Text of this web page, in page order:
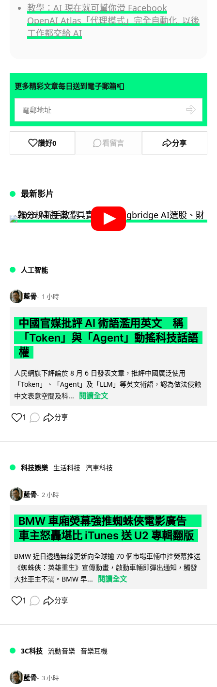
教學：AI 現在就可幫你滑 Facebook
OpenAI Atlas「代理模式」完全自動化, 以後
工作都交給 AI
更多精彩文章每日送到電子郵箱📮
讚好0 看留言 分享
最新影片
人工智能
藍骨 1 小時
中國官媒批評 AI 術語濫用英文 稱
「Token」與「Agent」動搖科技話語
權
人民網旗下評論於 8 月 6 日發表文章，批評中國廣泛使用
「Token」、「Agent」及「LLM」等英文術語，認為做法侵蝕
中文表意空間及科...
閱讀全文
1 分享
科技娛樂 生活科技 汽車科技
藍骨 2 小時
BMW 車廂熒幕強推蜘蛛俠電影廣告
車主怒轟堪比 iTunes 送 U2 專輯翻版
BMW 近日透過無線更新向全球逾 70 個市場車輛中控熒幕推送
《蜘蛛俠：英雄重生》宣傳動畫，啟動車輛即彈出通知，觸發
大批車主不滿。BMW 早...
閱讀全文
1 分享
3C科技 流動音樂 音樂耳機
藍骨 3 小時